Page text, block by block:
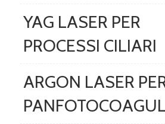
YAG LASER PER
PROCESSI CILIARI
ARGON LASER